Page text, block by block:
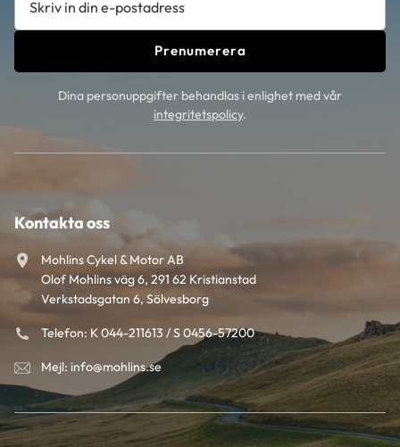
Prenumerera
Dina personuppgifter behandlas i enlighet med vår
integritetspolicy.
Kontakta oss
Mohlins Cykel & Motor AB
Olof Mohlins väg 6, 291 62 Kristianstad
Verkstadsgatan 6, Sölvesborg
Telefon: K 044-211613 / S 0456-57200
Mejl: info@mohlins.se